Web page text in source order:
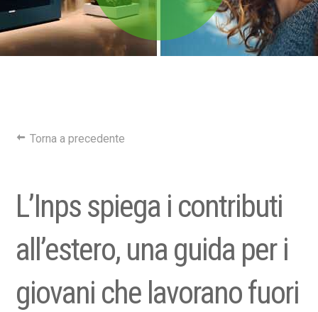
Torna a precedente
L’Inps spiega i contributi
all’estero, una guida per i
giovani che lavorano fuori